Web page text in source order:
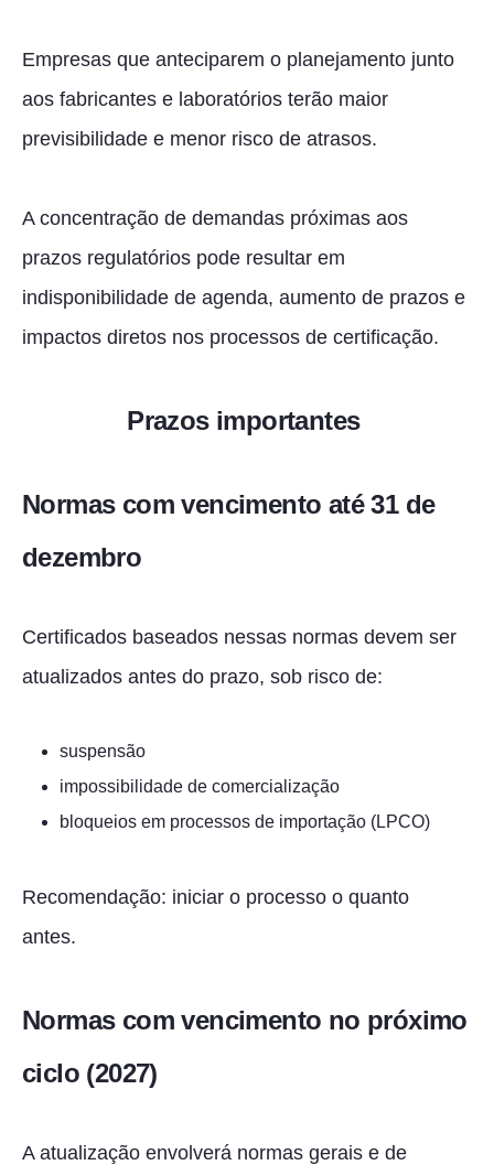
Empresas que anteciparem o planejamento junto
aos fabricantes e laboratórios terão maior
previsibilidade e menor risco de atrasos.
A concentração de demandas próximas aos
prazos regulatórios pode resultar em
indisponibilidade de agenda, aumento de prazos e
impactos diretos nos processos de certificação.
Prazos importantes
Normas com vencimento até 31 de
dezembro
Certificados baseados nessas normas devem ser
atualizados antes do prazo, sob risco de:
suspensão
impossibilidade de comercialização
bloqueios em processos de importação (LPCO)
Recomendação: iniciar o processo o quanto
antes.
Normas com vencimento no próximo
ciclo (2027)
A atualização envolverá normas gerais e de